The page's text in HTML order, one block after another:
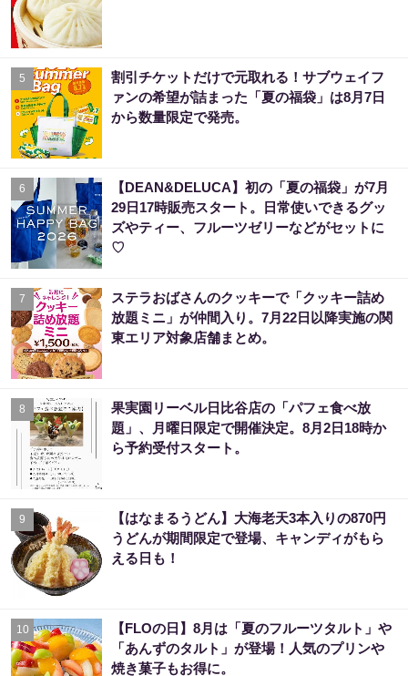
5
割引チケットだけで元取れる！サブウェイフ
ァンの希望が詰まった「夏の福袋」は8月7日
から数量限定で発売。
6
【DEAN&DELUCA】初の「夏の福袋」が7月
29日17時販売スタート。日常使いできるグッ
ズやティー、フルーツゼリーなどがセットに
♡
7
ステラおばさんのクッキーで「クッキー詰め
放題ミニ」が仲間入り。7月22日以降実施の関
東エリア対象店舗まとめ。
8
果実園リーベル日比谷店の「パフェ食べ放
題」、月曜日限定で開催決定。8月2日18時か
ら予約受付スタート。
9
【はなまるうどん】大海老天3本入りの870円
うどんが期間限定で登場、キャンディがもら
える日も！
10
【FLOの日】8月は「夏のフルーツタルト」や
「あんずのタルト」が登場！人気のプリンや
焼き菓子もお得に。